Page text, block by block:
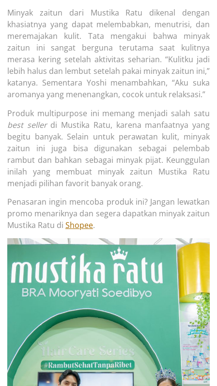
Minyak zaitun dari Mustika Ratu dikenal dengan
khasiatnya yang dapat melembabkan, menutrisi, dan
meremajakan kulit. Tata mengakui bahwa minyak
zaitun ini sangat berguna terutama saat kulitnya
merasa kering setelah aktivitas seharian. “Kulitku jadi
lebih halus dan lembut setelah pakai minyak zaitun ini,”
katanya. Sementara Yoshi menambahkan, “Aku suka
aromanya yang menenangkan, cocok untuk relaksasi.”
Produk multipurpose ini memang menjadi salah satu
best sellerdi Mustika Ratu, karena manfaatnya yang
begitu banyak. Selain untuk perawatan kulit, minyak
zaitun ini juga bisa digunakan sebagai pelembab
rambut dan bahkan sebagai minyak pijat. Keunggulan
inilah yang membuat minyak zaitun Mustika Ratu
menjadi pilihan favorit banyak orang.
Penasaran ingin mencoba produk ini? Jangan lewatkan
promo menariknya dan segera dapatkan minyak zaitun
Mustika Ratu di Shopee.